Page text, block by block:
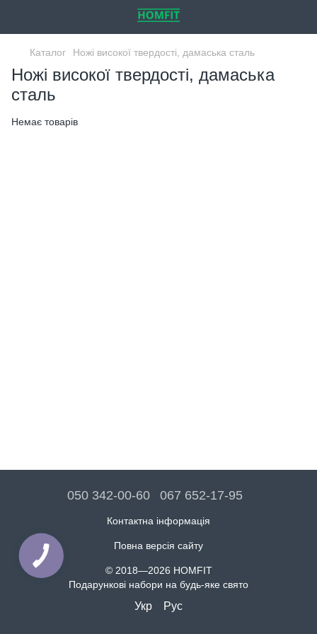
Каталог Ножі високої твердості, дамаська сталь
Ножі високої твердості, дамаська
сталь
Немає товарів
050 342-00-60 067 652-17-95
Контактна інформація
Повна версія сайту
© 2018—2026 HOMFIT
Подарункові набори на будь-яке свято
Укр Рус